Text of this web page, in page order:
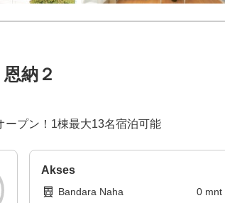
納２
プン！1棟最大13名宿泊可能
Akses
Bandara Naha 0mnt